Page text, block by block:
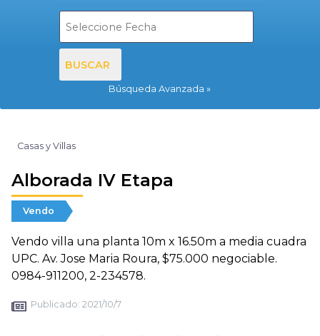
BUSCAR
Búsqueda Avanzada
Casas y Villas
Alborada IV Etapa
Vendo
Vendo villa una planta 10m x 16.50m a media cuadra
UPC. Av. Jose Maria Roura, $75.000 negociable.
0984-911200, 2-234578.
Publicado: 2021/10/7